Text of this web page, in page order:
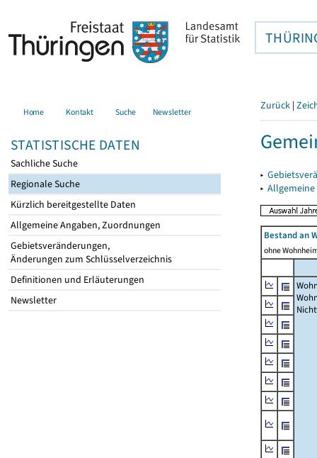
Home Kontakt Suche Newsletter
STATISTISCHE DATEN
Sachliche Suche
Regionale Suche
Kürzlich bereitgestellte Daten
Allgemeine Angaben, Zuordnungen
Gebietsveränderungen,
Änderungen zum Schlüsselverzeichnis
Definitionen und Erläuterungen
Newsletter
Zurück |
▸
▸
Bestand an
ohne